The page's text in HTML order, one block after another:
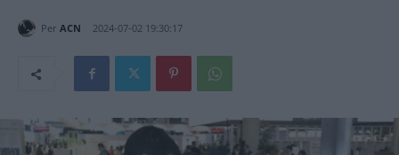
Per ACN 2024-07-02 19:30:17